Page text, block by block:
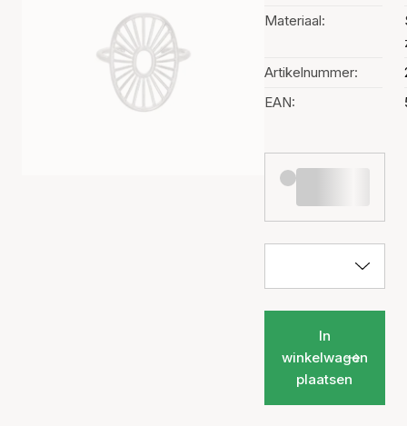
Materiaal:
Artikelnummer:
EAN:
In
winkelwagen
plaatsen